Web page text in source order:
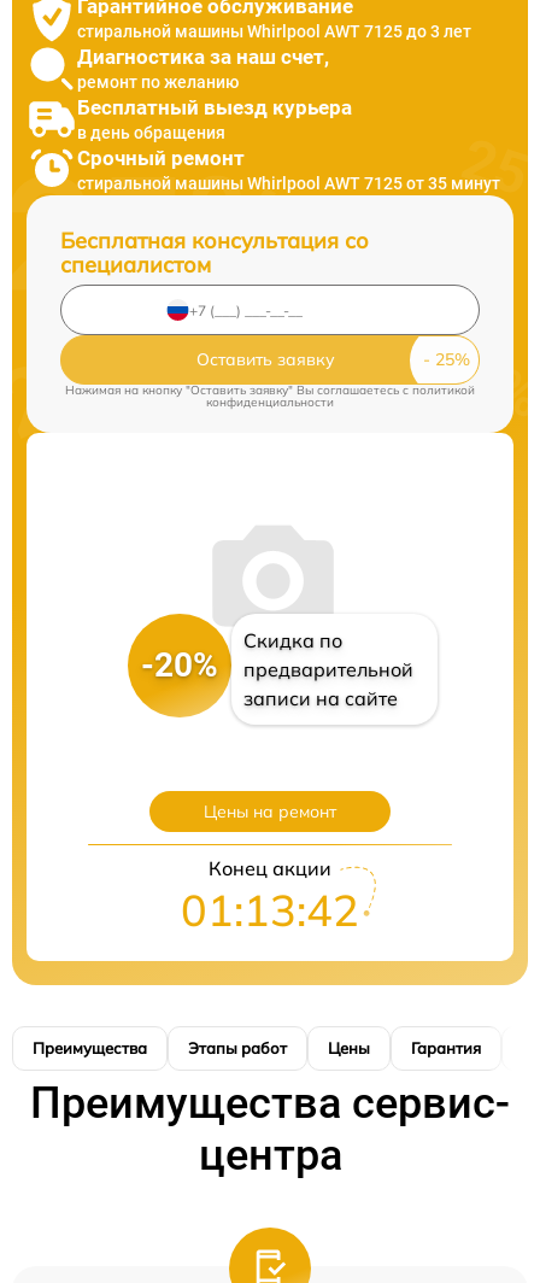
Гарантийное обслуживание
стиральной машины Whirlpool AWT 7125 до 3 лет
Диагностика за наш счет,
ремонт по желанию
Бесплатный выезд курьера
в день обращения
Срочный ремонт
стиральной машины Whirlpool AWT 7125 от 35 минут
Бесплатная консультация со
специалистом
Оставить заявку
Нажимая на кнопку "Оставить заявку" Вы соглашаетесь c политикой
конфиденциальности
-20%
Скидка по
предварительной
записи на сайте
Цены на ремонт
Конец акции
01:13:41
Преимущества Этапы работ Цены Гарантия
Преимущества сервис-
центра